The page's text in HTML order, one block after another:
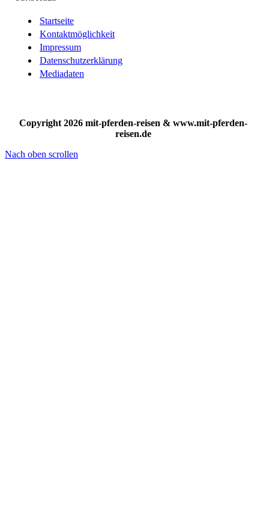
Startseite
Kontaktmöglichkeit
Impressum
Datenschutzerklärung
Mediadaten
Copyright 2026 mit-pferden-reisen & www.mit-pferden-
reisen.de
Nach oben scrollen